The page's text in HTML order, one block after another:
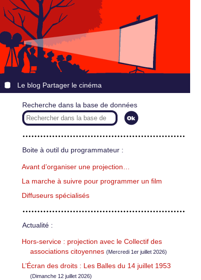
Le blog Partager le cinéma
Recherche dans la base de données
Boite à outil du programmateur :
Avant d’organiser une projection…
La marche à suivre pour programmer un film
Diffuseurs spécialisés
Actualité :
Hors-service : projection avec le Collectif des
associations citoyennes (Mercredi 1er juillet 2026)
L’Écran des droits : Les Balles du 14 juillet 1953
(Dimanche 12 juillet 2026)